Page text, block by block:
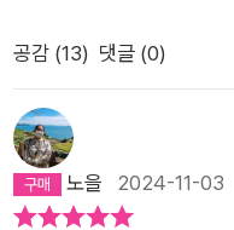
서 우리가 합법적으로 소
(94, 지금껏 들어 본 중에
러나 우리에게 수용소는
정해져 있지 않다. 수용소
간 제한 없이 우리에게 부
사회적 지위, 출신, 언어, 문
은 좌절감을 가지게 될 때,
한없이 숙여지며 바닥만 실
행복이 있었던 사람처럼
책들을 의도적으로 많이 읽
중함을 조금씩 조금씩 공부
바라본 세상은, 예전에 바
에서 니켈을 추출하는 일
노에 돌아온 레비는 어머니
에게 1943년 12월 13일 체
제수용소를 체험하게 된다.
탔던 650여명의 유대계 이
들의 처참한 운명과 다를
한 이 책을 샀다. 그리고
데, 제대로 쓸 수 있을지 자
버릴지도 모르겠고...지금
만으로, 우리 시대에 그 누
라 생각한다. (241쪽)홀로
절망과 잔악함으로 여전히
공감 (13) 댓글 (0)
노을 2024-11-03